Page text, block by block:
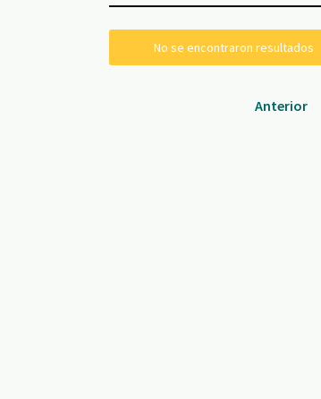
No se encontraron resultados
Anterior